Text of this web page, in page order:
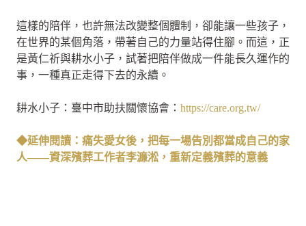
這樣的陪伴，也許無法改變整個體制，卻能讓一些孩子，
在世界的某個角落，帶著自己的力量站得住腳。而這，正
是黃仁祈與耕水小子，試著把陪伴做成一件能長久運作的
事，一種真正走得下去的永續。
耕水小子：臺中市助扶關懷協會： https://care.org.tw/
◆延伸閱讀：痛失愛女後，把每一場告別都當成自己的家
人——資深殯葬工作者李濂淞，重新定義殯葬的意義